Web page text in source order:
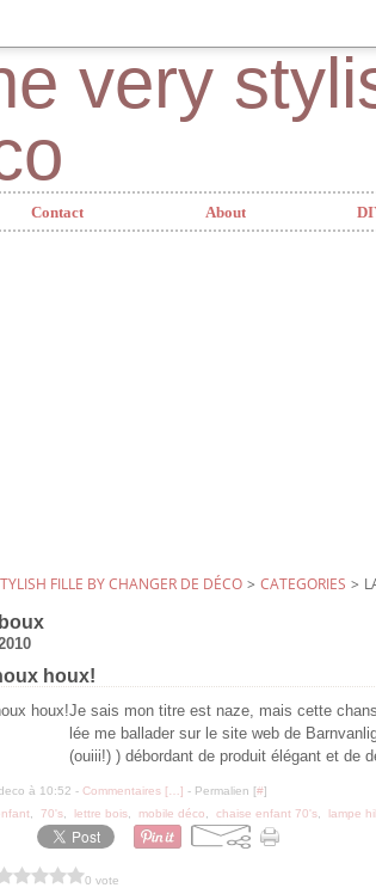
Contact About
FILLE BY CHANGER DE DÉCO > CATEGORIES >
houx!
Je sais mon titre est naze, mais cette
lée me ballader sur le site web de
(ouiii!) ) débordant de produit élégant et de
à 10:52 - Commentaires [ ] - Permalien [#]
70's lettre bois mobile déco chaise enfant 70's lampe
0 vote